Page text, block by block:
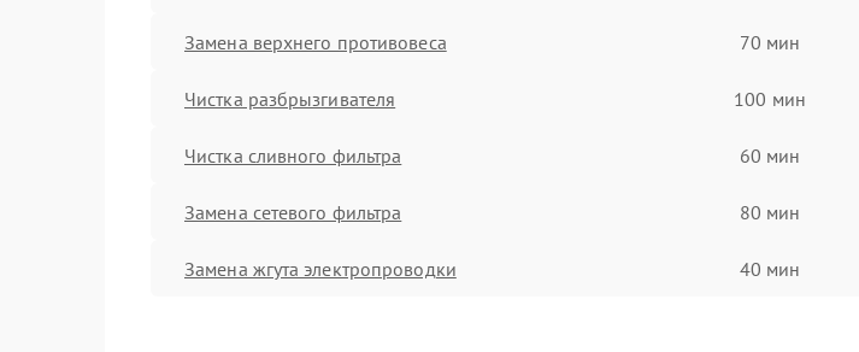
Замена верхнего противовеса 70 мин
Чистка разбрызгивателя 100 мин
Чистка сливного фильтра 60 мин
Замена сетевого фильтра 80 мин
Замена жгута электропроводки 40 мин